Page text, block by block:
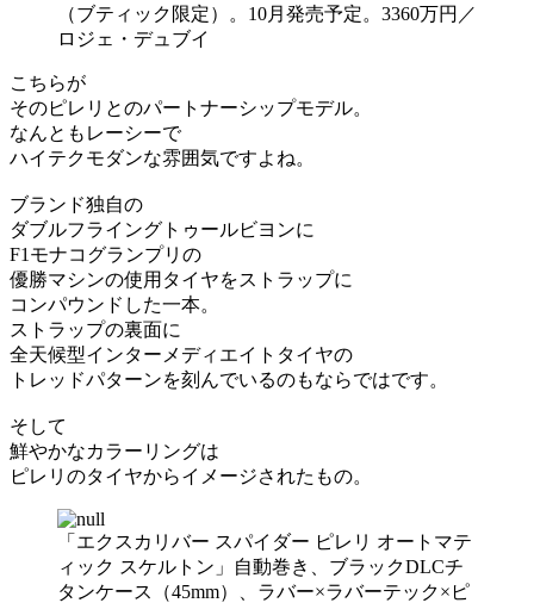
（ブティック限定）。10月発売予定。3360万円／
ロジェ・デュブイ
こちらが
そのピレリとのパートナーシップモデル。
なんともレーシーで
ハイテクモダンな雰囲気ですよね。
ブランド独自の
ダブルフライングトゥールビヨンに
F1モナコグランプリの
優勝マシンの使用タイヤをストラップに
コンパウンドした一本。
ストラップの裏面に
全天候型インターメディエイトタイヤの
トレッドパターンを刻んでいるのもならではです。
そして
鮮やかなカラーリングは
ピレリのタイヤからイメージされたもの。
「エクスカリバー スパイダー ピレリ オートマテ
ィック スケルトン」自動巻き、ブラックDLCチ
タンケース（45mm）、ラバー×ラバーテック×ピ